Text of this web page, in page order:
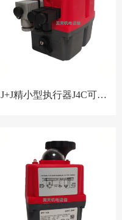
J+J精小型执行器J4C可配